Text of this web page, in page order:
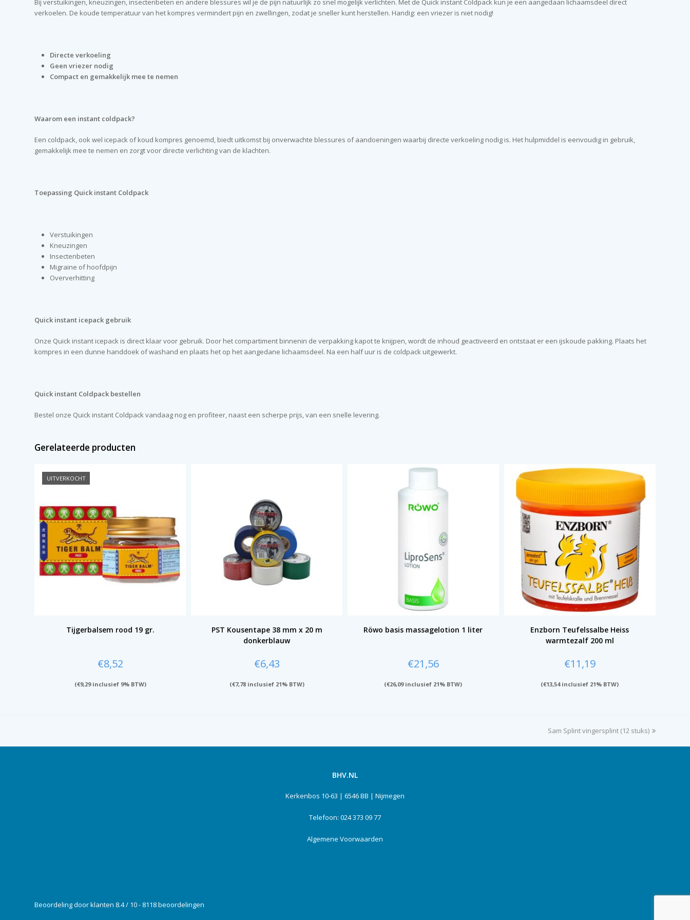
Bij verstuikingen, kneuzingen, insectenbeten en andere blessures wil je de pijn natuurlijk zo snel mogelijk verlichten. Met de Quick instant Coldpack kun je een aangedaan lichaamsdeel direct
verkoelen. De koude temperatuur van het kompres vermindert pijn en zwellingen, zodat je sneller kunt herstellen. Handig: een vriezer is niet nodig!
Directe verkoeling
Geen vriezer nodig
Compact en gemakkelijk mee te nemen
Waarom een instant coldpack?
Een coldpack, ook wel icepack of koud kompres genoemd, biedt uitkomst bij onverwachte blessures of aandoeningen waarbij directe verkoeling nodig is. Het hulpmiddel is eenvoudig in gebruik,
gemakkelijk mee te nemen en zorgt voor directe verlichting van de klachten.
Toepassing Quick instant Coldpack
Verstuikingen
Kneuzingen
Insectenbeten
Migraine of hoofdpijn
Oververhitting
Quick instant icepack gebruik
Onze Quick instant icepack is direct klaar voor gebruik. Door het compartiment binnenin de verpakking kapot te knijpen, wordt de inhoud geactiveerd en ontstaat er een ijskoude pakking. Plaats het
kompres in een dunne handdoek of washand en plaats het op het aangedane lichaamsdeel. Na een half uur is de coldpack uitgewerkt.
Quick instant Coldpack bestellen
Bestel onze Quick instant Coldpack vandaag nog en profiteer, naast een scherpe prijs, van een snelle levering.
Gerelateerde producten
UITVERKOCHT
Tijgerbalsem rood 19 gr.
€8,52
(€9,29inclusief 9% BTW)
PST Kousentape 38 mm x 20 m
donkerblauw
€6,43
(€7,78inclusief 21% BTW)
Röwo basis massagelotion 1 liter
€21,56
(€26,09inclusief 21% BTW)
Enzborn Teufelssalbe Heiss
warmtezalf 200 ml
€11,19
(€13,54inclusief 21% BTW)
next
Sam Splint vingersplint (12 stuks)
BHV.NL
Kerkenbos 10-63 | 6546 BB | Nijmegen
Telefoon: 024 373 09 77
Algemene Voorwaarden
Beoordeling door klanten 8.4 / 10 - 8118 beoordelingen